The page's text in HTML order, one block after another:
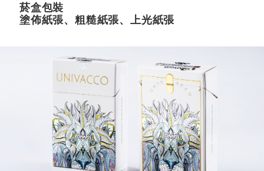
菸盒包裝
塗佈紙張、粗糙紙張、上光紙張